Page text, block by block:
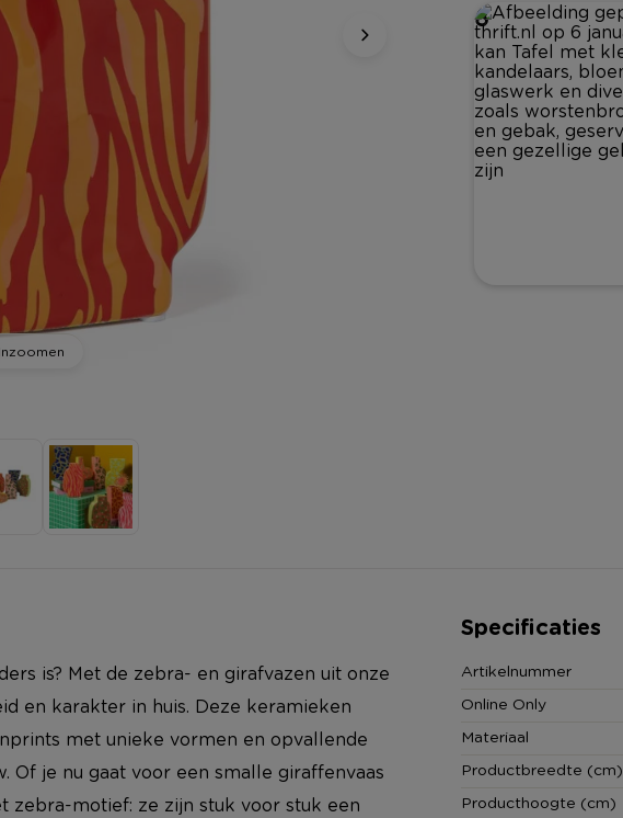
Inzoomen
8
is? Met de zebra- en girafvazen uit onze
en karakter in huis. Deze keramieken
met unieke vormen en opvallende
Of je nu gaat voor een smalle giraffenvaas
motief: ze zijn stuk voor stuk een
Specificaties
Artikelnummer
Online Only
Materiaal
Productbreedte (cm)
Producthoogte (cm)